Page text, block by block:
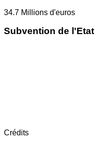
34.7 Millions d'euros
Subvention de l'Etat
Crédits